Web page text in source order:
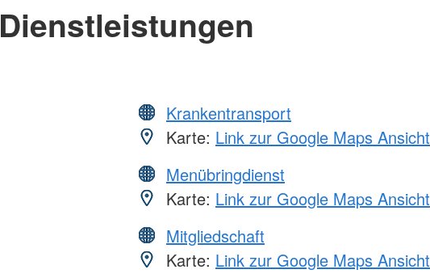
Dienstleistungen
Krankentransport
Karte: Link zur Google Maps Ansicht
Menübringdienst
Karte: Link zur Google Maps Ansicht
Mitgliedschaft
Karte: Link zur Google Maps Ansicht